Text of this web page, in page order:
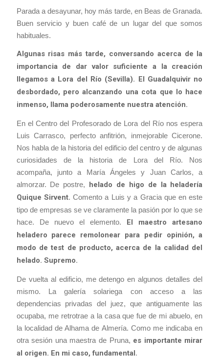
Parada a desayunar, hoy más tarde, en Beas de Granada.
Buen servicio y buen café de un lugar del que somos
habituales.
Algunas risas más tarde, conversando acerca de la
importancia de dar valor suficiente a la creación
llegamos a Lora del Río (Sevilla). El Guadalquivir no
desbordado, pero alcanzando una cota que lo hace
inmenso, llama poderosamente nuestra atención.
En el Centro del Profesorado de Lora del Río nos espera
Luis Carrasco, perfecto anfitrión, inmejorable Cicerone.
Nos habla de la historia del edificio del centro y de algunas
curiosidades de la historia de Lora del Río. Nos
acompaña, junto a María Ángeles y Juan Carlos, a
almorzar. De postre, helado de higo de la heladería
Quique Sirvent. Comento a Luis y a Gracia que en este
tipo de empresas se ve claramente la pasión por lo que se
hace. De nuevo el elemento. El maestro artesano
heladero parece remolonear para pedir opinión, a
modo de test de producto, acerca de la calidad del
helado. Supremo.
De vuelta al edificio, me detengo en algunos detalles del
mismo. La galería solariega con acceso a las
dependencias privadas del juez, que antiguamente las
ocupaba, me retrotrae a la casa que fue de mi abuelo, en
la localidad de Alhama de Almería. Como me indicaba en
otra sesión una maestra de Pruna, es importante mirar
al origen. En mi caso, fundamental.